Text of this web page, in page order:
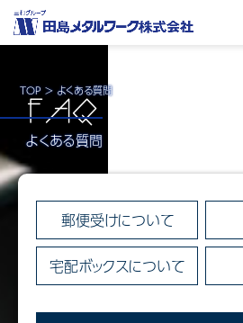
TOP >よくある質問
FAQ
よくある質問
郵便受けについて
宅配ボックスについて